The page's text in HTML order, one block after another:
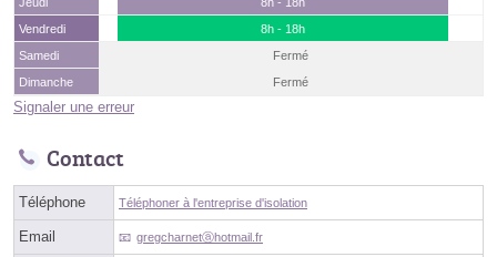
Vendredi
8h - 18h
Samedi
Fermé
Dimanche
Fermé
Signaler une erreur
Contact
Téléphone Téléphoner à l'entreprise d'isolation
Email gregcharnetⓐhotmail.fr